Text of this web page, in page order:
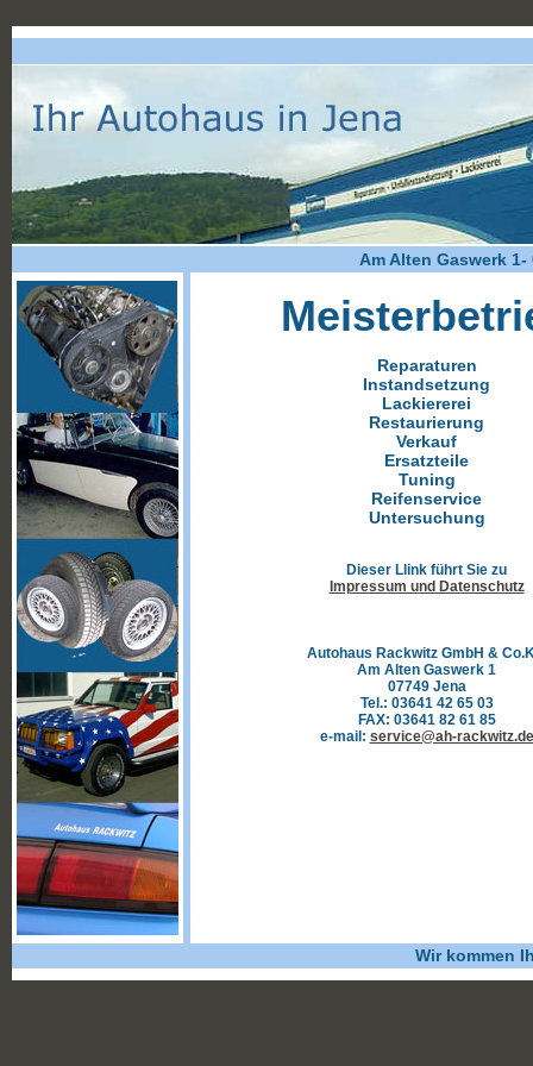
Am Alten Gaswerk 1-
Reparaturen
Instandsetzung
Lackiererei
Restaurierung
Verkauf
Ersatzteile
Tuning
Reifenservice
Untersuchung
Dieser Llink führt Sie zu
Impressum und Datenschutz
Autohaus Rackwitz GmbH &
Am Alten Gaswerk 1
07749 Jena
Tel.: 03641 42 65 03
FAX: 03641 82 61 85
e-mail: service@ah-rackwitz.de
Wir kommen